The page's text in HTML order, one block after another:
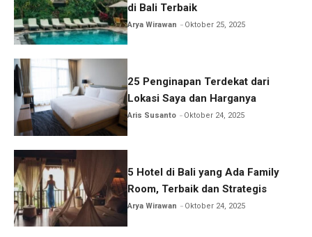
di Bali Terbaik
Arya Wirawan Oktober 25, 2025
25 Penginapan Terdekat dari
Lokasi Saya dan Harganya
Aris Susanto Oktober 24, 2025
5 Hotel di Bali yang Ada Family
Room, Terbaik dan Strategis
Arya Wirawan Oktober 24, 2025